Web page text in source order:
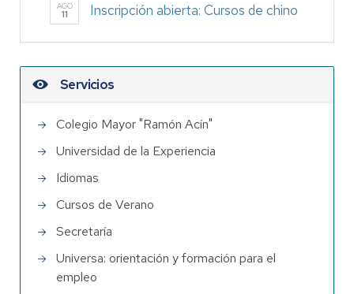
AGO
11 Inscripción abierta: Cursos de chino
Servicios
Colegio Mayor "Ramón Acín"
Universidad de la Experiencia
Idiomas
Cursos de Verano
Secretaría
Universa: orientación y formación para el
empleo